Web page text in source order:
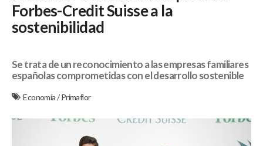
Forbes-Credit Suisse a la
sostenibilidad
Se trata de un reconocimiento a las empresas familiares
españolas comprometidas con el desarrollo sostenible
Economía/Primaflor